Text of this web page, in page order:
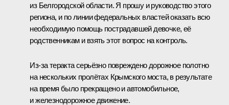
из Белгородской области. Я прошу и руководство этого
региона, и по линии федеральных властей оказать всю
необходимую помощь пострадавшей девочке, её
родственникам и взять этот вопрос на контроль.
Из-за теракта серьёзно повреждено дорожное полотно
на нескольких пролётах Крымского моста, в результате
на время было прекращено и автомобильное,
и железнодорожное движение.